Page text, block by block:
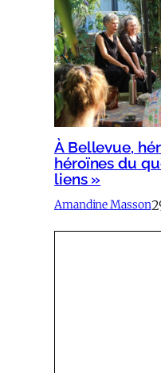
À Bellevue,
héroïnes du
liens »
Amandine Masson